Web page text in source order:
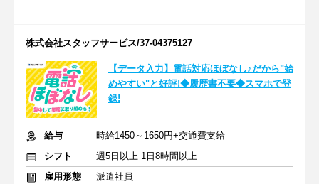
株式会社スタッフサービス/37-04375127
【データ入力】電話対応ほぼなし♪だから"始
めやすい"と好評!◆履歴書不要◆スマホで登
録!
給与
時給1450～1650円+交通費支給
シフト
週5日以上 1日8時間以上
雇用形態
派遣社員